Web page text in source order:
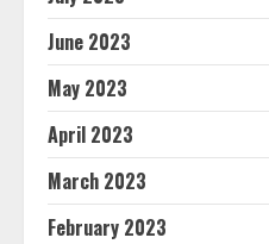
June 2023
May 2023
April 2023
March 2023
February 2023